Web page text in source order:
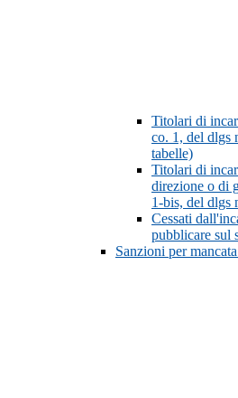
Titolari di
co. 1, del dlgs
tabelle)
Titolari di
direzione o di
1-bis, del dlgs
Cessati
pubblicare sul
Sanzioni per